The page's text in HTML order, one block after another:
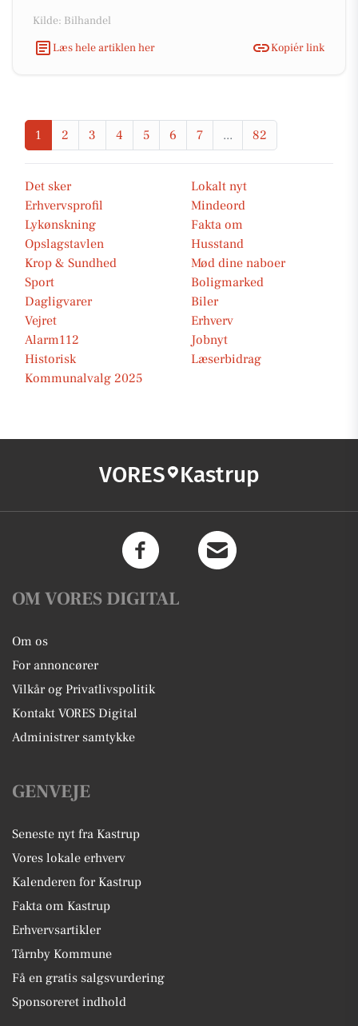
Kilde: Bilhandel
Læs hele artiklen her
Kopiér link
1 2 3 4 5 6 7 ... 82
Det sker
Lokalt nyt
Erhvervsprofil
Mindeord
Lykønskning
Fakta om
Opslagstavlen
Husstand
Krop & Sundhed
Mød dine naboer
Sport
Boligmarked
Dagligvarer
Biler
Vejret
Erhverv
Alarm112
Jobnyt
Historisk
Læserbidrag
Kommunalvalg 2025
VORES Kastrup
OM VORES DIGITAL
Om os
For annoncører
Vilkår og Privatlivspolitik
Kontakt VORES Digital
Administrer samtykke
GENVEJE
Seneste nyt fra Kastrup
Vores lokale erhverv
Kalenderen for Kastrup
Fakta om Kastrup
Erhvervsartikler
Tårnby Kommune
Få en gratis salgsvurdering
Sponsoreret indhold